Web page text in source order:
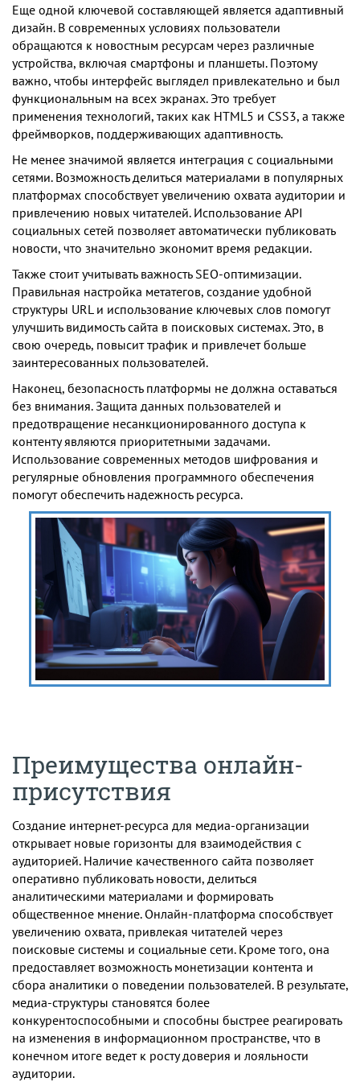
Еще одной ключевой составляющей является адаптивный
дизайн. В современных условиях пользователи
обращаются к новостным ресурсам через различные
устройства, включая смартфоны и планшеты. Поэтому
важно, чтобы интерфейс выглядел привлекательно и был
функциональным на всех экранах. Это требует
применения технологий, таких как HTML5 и CSS3, а также
фреймворков, поддерживающих адаптивность.
Не менее значимой является интеграция с социальными
сетями. Возможность делиться материалами в популярных
платформах способствует увеличению охвата аудитории и
привлечению новых читателей. Использование API
социальных сетей позволяет автоматически публиковать
новости, что значительно экономит время редакции.
Также стоит учитывать важность SEO-оптимизации.
Правильная настройка метатегов, создание удобной
структуры URL и использование ключевых слов помогут
улучшить видимость сайта в поисковых системах. Это, в
свою очередь, повысит трафик и привлечет больше
заинтересованных пользователей.
Наконец, безопасность платформы не должна оставаться
без внимания. Защита данных пользователей и
предотвращение несанкционированного доступа к
контенту являются приоритетными задачами.
Использование современных методов шифрования и
регулярные обновления программного обеспечения
помогут обеспечить надежность ресурса.
Преимущества онлайн-
присутствия
Создание интернет-ресурса для медиа-организации
открывает новые горизонты для взаимодействия с
аудиторией. Наличие качественного сайта позволяет
оперативно публиковать новости, делиться
аналитическими материалами и формировать
общественное мнение. Онлайн-платформа способствует
увеличению охвата, привлекая читателей через
поисковые системы и социальные сети. Кроме того, она
предоставляет возможность монетизации контента и
сбора аналитики о поведении пользователей. В результате,
медиа-структуры становятся более
конкурентоспособными и способны быстрее реагировать
на изменения в информационном пространстве, что в
конечном итоге ведет к росту доверия и лояльности
аудитории.